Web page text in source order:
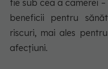
fie sub cea a camerei
beneficii pentru
riscuri, mai ales
afecțiuni.